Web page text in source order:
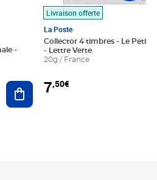
Ajouter au panier
Livraison offerte
La Poste
Collector 4 timbres - Le Petit
- Lettre Verte
20g / France
7,50€